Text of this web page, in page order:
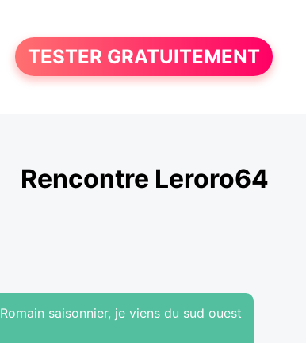
TESTER GRATUITEMENT
Rencontre Leroro64
Romain saisonnier, je viens du sud ouest